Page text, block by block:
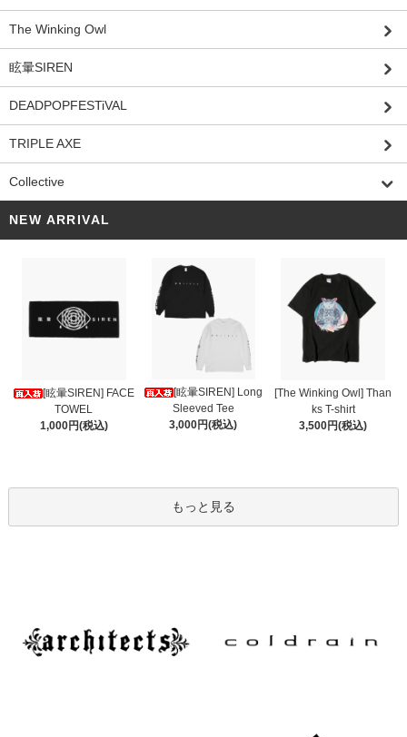
The Winking Owl
眩暈SIREN
DEADPOPFESTiVAL
TRIPLE AXE
Collective
NEW ARRIVAL
[眩暈SIREN] FACE
TOWEL
1,000円(税込)
[眩暈SIREN] Long
Sleeved Tee
3,000円(税込)
[The Winking Owl] Than
ks T-shirt
3,500円(税込)
もっと見る